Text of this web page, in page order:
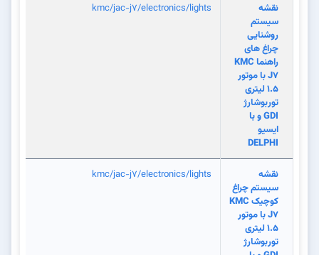
نقشه
سیستم
روشنایی
چراغ های
راهنما KMC
J7 با موتور
1.5 لیتری
توربوشارژ
GDI و با
ایسیو
DELPHI
kmc/jac-j7/electronics/lights
نقشه
سیستم چراغ
کوچیک KMC
J7 با موتور
1.5 لیتری
توربوشارژ
kmc/jac-j7/electronics/lights